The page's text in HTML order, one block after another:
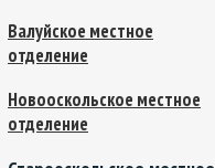
Валуйское местное
отделение
Новооскольское местное
отделение